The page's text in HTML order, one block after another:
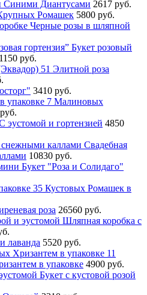
Синими Диантусами 2617 руб.
Ромашек 5800 руб.
Черные розы в шляпной
Букет розовый
1150 руб.
51 Элитной роза
3410 руб.
7 Малиновых
эустомой и гортензией 4850
Свадебная
10830 руб.
Букет "Роза и Солидаго"
35 Кустовых Ромашек в
роза 26560 руб.
Шляпная коробка с
лаванда 5520 руб.
11
в упаковке 4900 руб.
Букет с кустовой розой